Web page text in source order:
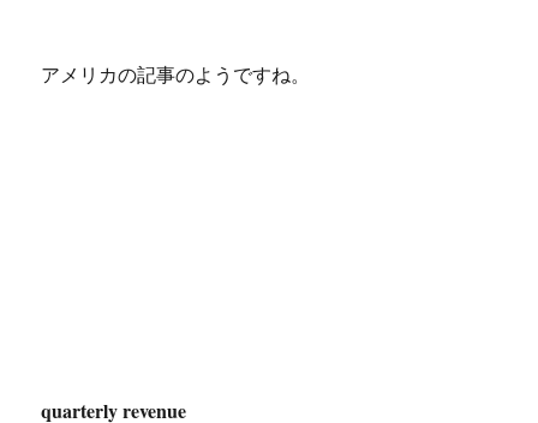
アメリカの記事のようですね。
quarterly revenue